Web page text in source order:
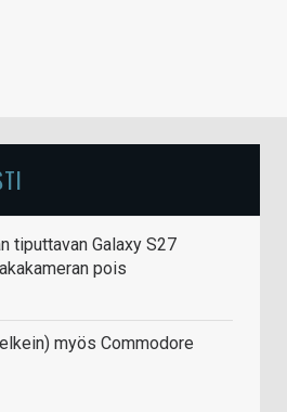
tiputtavan Galaxy S27
pois
myös Commodore